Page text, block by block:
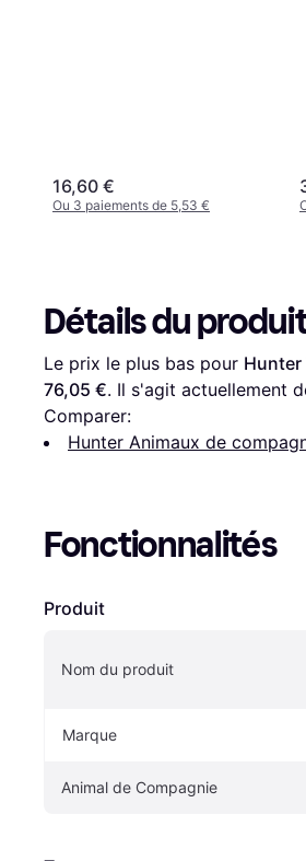
16,60 €
Ou 3 paiements de 5,53 €
Détails du
Le prix le plus bas pour Hunter
76,05 €. Il s'agit actuellement
Comparer:
Hunter Animaux de
Fonctionnalités
Produit
Nom du produit
Marque
Animal de Compagnie